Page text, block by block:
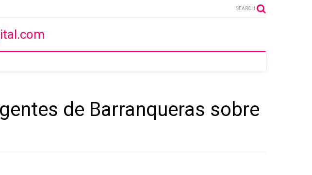
SEARCH
de Barranqueras sobre